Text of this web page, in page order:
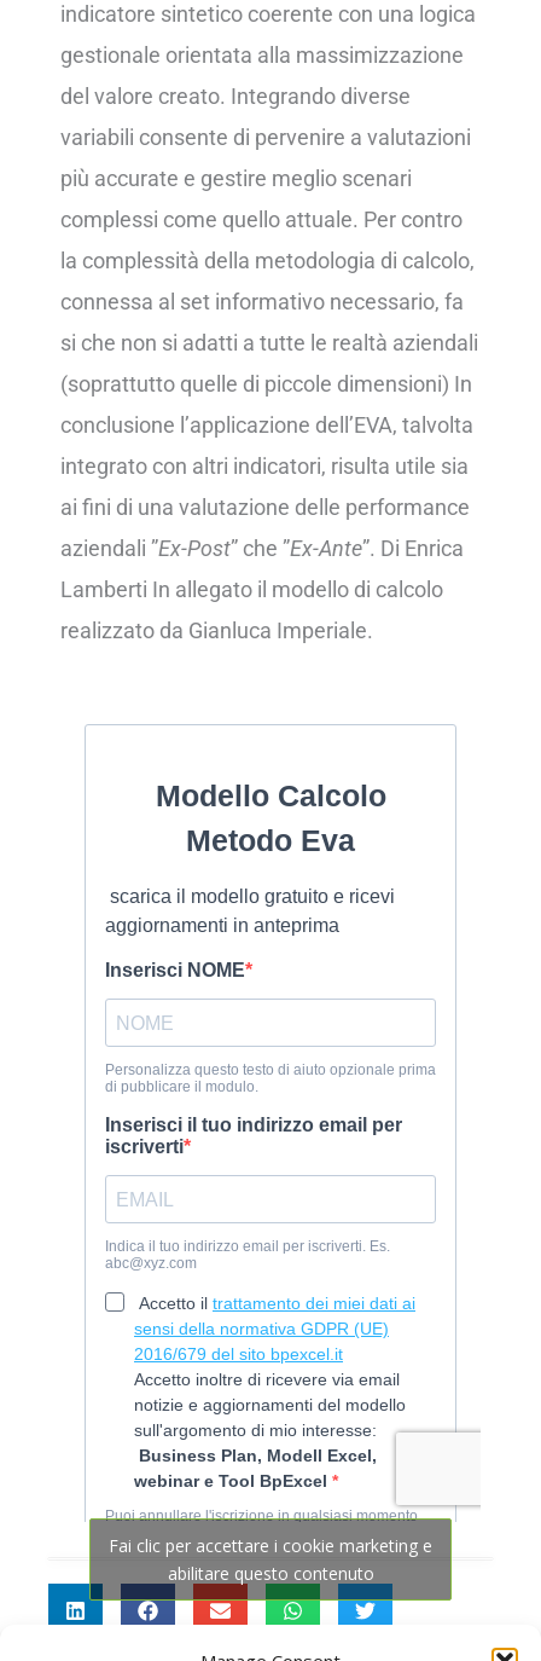
indicatore sintetico coerente con una logica
gestionale orientata alla massimizzazione
del valore creato. Integrando diverse
variabili consente di pervenire a valutazioni
più accurate e gestire meglio scenari
complessi come quello attuale. Per contro
la complessità della metodologia di calcolo,
connessa al set informativo necessario, fa
si che non si adatti a tutte le realtà aziendali
(soprattutto quelle di piccole dimensioni) In
conclusione l’applicazione dell’EVA, talvolta
integrato con altri indicatori, risulta utile sia
ai fini di una valutazione delle performance
aziendali ”Ex-Post” che ”Ex-Ante”. Di Enrica
Lamberti In allegato il modello di calcolo
realizzato da Gianluca Imperiale.
Fai clic per accettare i cookie marketing e
abilitare questo contenuto